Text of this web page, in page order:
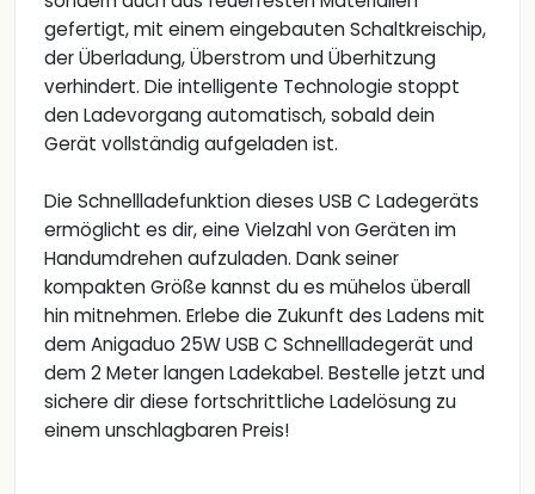
gefertigt, mit einem eingebauten Schaltkreischip,
der Überladung, Überstrom und Überhitzung
verhindert. Die intelligente Technologie stoppt
den Ladevorgang automatisch, sobald dein
Gerät vollständig aufgeladen ist.
Die Schnellladefunktion dieses USB C Ladegeräts
ermöglicht es dir, eine Vielzahl von Geräten im
Handumdrehen aufzuladen. Dank seiner
kompakten Größe kannst du es mühelos überall
hin mitnehmen. Erlebe die Zukunft des Ladens mit
dem Anigaduo 25W USB C Schnellladegerät und
dem 2 Meter langen Ladekabel. Bestelle jetzt und
sichere dir diese fortschrittliche Ladelösung zu
einem unschlagbaren Preis!